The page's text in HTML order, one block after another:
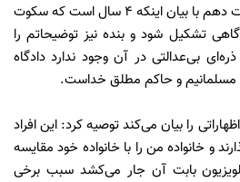
معاون اول احمدی نژاد در دولت دهم با بیان اینکه 4 سال است که سکوت
تشکیل شود و بنده نیز توضیحاتم را
بی‌عدالتی در آن وجود ندارد دادگاه
مسلمانیم و حاکم مطلق خداست.
را بیان می‌کند توصیه کرد: این افراد
و خانواده من را با خانواده خود مقایسه
بابت آن جار می‌کشد سبب برخی